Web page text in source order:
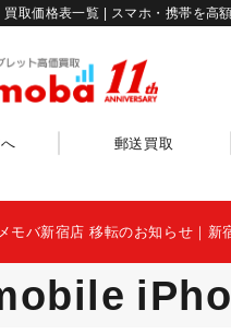
取価格表一覧 | スマホ・携帯を高
郵送買取
モバ新宿店 移転のお知らせ｜新